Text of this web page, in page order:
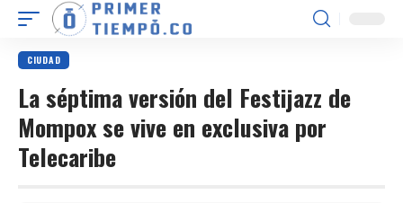
CIUDAD
La séptima versión del Festijazz de
Mompox se vive en exclusiva por
Telecaribe